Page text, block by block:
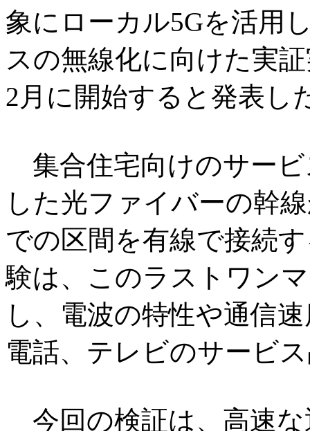
象にローカル5Gを活用
スの無線化に向けた実
2月に開始すると発表し
集合住宅向けのサー
した光ファイバーの幹
での区間を有線で接続
験は、このラストワン
し、電波の特性や通信
電話、テレビのサービ
今回の検証は、高速